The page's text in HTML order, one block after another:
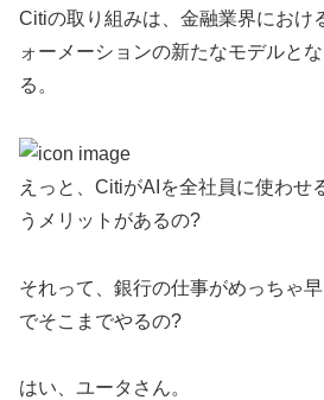
Citiの取り組みは、金融業界におけ
ォーメーションの新たなモデルと
る。
えっと、CitiがAIを全社員に使わせ
うメリットがあるの?
それって、銀行の仕事がめっちゃ
でそこまでやるの?
はい、ユータさん。